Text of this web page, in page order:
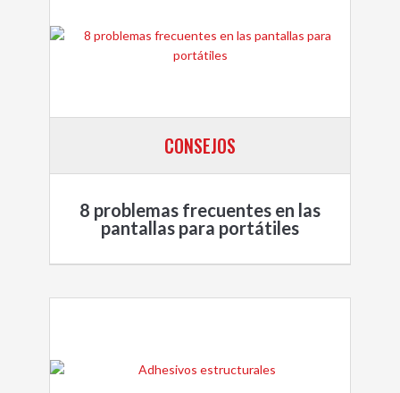
CONSEJOS
8 problemas frecuentes en las
pantallas para portátiles